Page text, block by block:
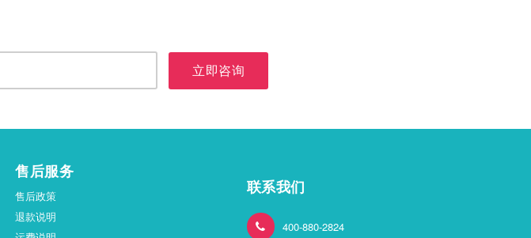
立即咨询
售后服务
售后政策
退款说明
联系我们
400-880-2824